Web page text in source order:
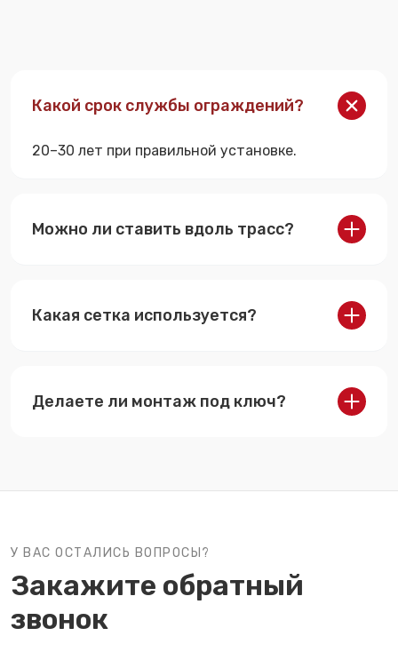
Какой срок службы ограждений?
20–30 лет при правильной установке.
Можно ли ставить вдоль трасс?
Какая сетка используется?
Делаете ли монтаж под ключ?
У ВАС ОСТАЛИСЬ ВОПРОСЫ?
Закажите обратный
звонок